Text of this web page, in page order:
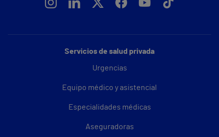
Servicios de salud privada
Urgencias
Equipo médico y asistencial
Especialidades médicas
Aseguradoras